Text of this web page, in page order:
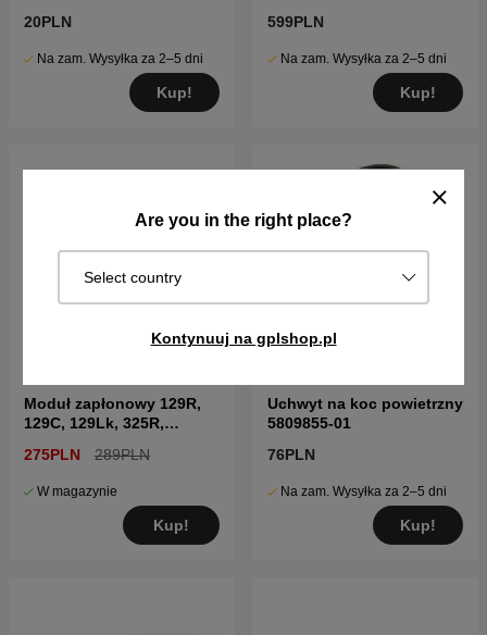
Are you in the right place?
Select country
Kontynuuj na gplshop.pl
20PLN
Na zam. Wysyłka za 2–5 dni
Kup!
599PLN
Na zam. Wysyłka za 2–5 dni
Kup!
Moduł zapłonowy 129R,
129C, 129Lk, 325R,
275PLN 289PLN
W magazynie
Kup!
Uchwyt na koc powietrzny
5809855-01
76PLN
Na zam. Wysyłka za 2–5 dni
Kup!